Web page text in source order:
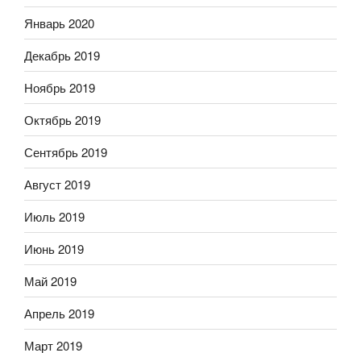
Январь 2020
Декабрь 2019
Ноябрь 2019
Октябрь 2019
Сентябрь 2019
Август 2019
Июль 2019
Июнь 2019
Май 2019
Апрель 2019
Март 2019